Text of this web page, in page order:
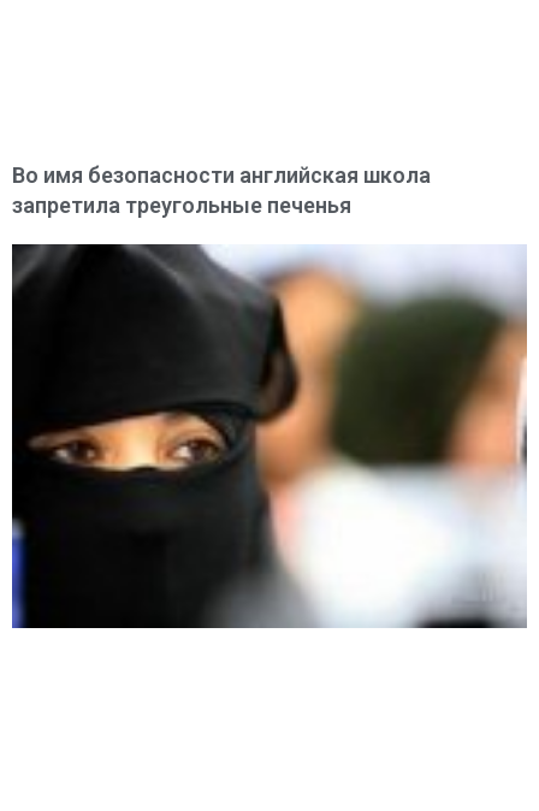
Во имя безопасности английская школа
запретила треугольные печенья